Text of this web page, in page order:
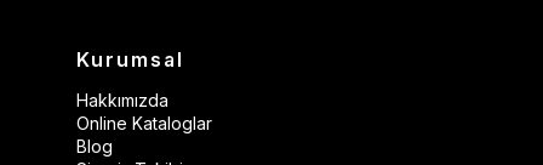
Kurumsal
Hakkımızda
Online Kataloglar
Blog